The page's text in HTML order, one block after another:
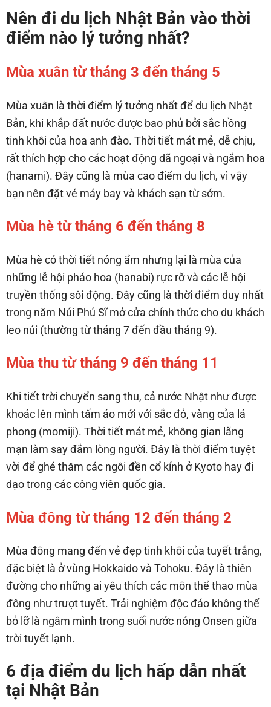
Nên đi du lịch Nhật Bản vào thời
điểm nào lý tưởng nhất?
Mùa xuân từ tháng 3 đến tháng 5
Mùa xuân là thời điểm lý tưởng nhất để du lịch Nhật
Bản, khi khắp đất nước được bao phủ bởi sắc hồng
tinh khôi của hoa anh đào. Thời tiết mát mẻ, dễ chịu,
rất thích hợp cho các hoạt động dã ngoại và ngắm hoa
(hanami). Đây cũng là mùa cao điểm du lịch, vì vậy
bạn nên đặt vé máy bay và khách sạn từ sớm.
Mùa hè từ tháng 6 đến tháng 8
Mùa hè có thời tiết nóng ẩm nhưng lại là mùa của
những lễ hội pháo hoa (hanabi) rực rỡ và các lễ hội
truyền thống sôi động. Đây cũng là thời điểm duy nhất
trong năm Núi Phú Sĩ mở cửa chính thức cho du khách
leo núi (thường từ tháng 7 đến đầu tháng 9).
Mùa thu từ tháng 9 đến tháng 11
Khi tiết trời chuyển sang thu, cả nước Nhật như được
khoác lên mình tấm áo mới với sắc đỏ, vàng của lá
phong (momiji). Thời tiết mát mẻ, không gian lãng
mạn làm say đắm lòng người. Đây là thời điểm tuyệt
vời để ghé thăm các ngôi đền cổ kính ở Kyoto hay đi
dạo trong các công viên quốc gia.
Mùa đông từ tháng 12 đến tháng 2
Mùa đông mang đến vẻ đẹp tinh khôi của tuyết trắng,
đặc biệt là ở vùng Hokkaido và Tohoku. Đây là thiên
đường cho những ai yêu thích các môn thể thao mùa
đông như trượt tuyết. Trải nghiệm độc đáo không thể
bỏ lỡ là ngâm mình trong suối nước nóng Onsen giữa
trời tuyết lạnh.
6 địa điểm du lịch hấp dẫn nhất
tại Nhật Bản